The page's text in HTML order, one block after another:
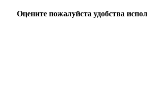
Оцените пожалуйста удобства